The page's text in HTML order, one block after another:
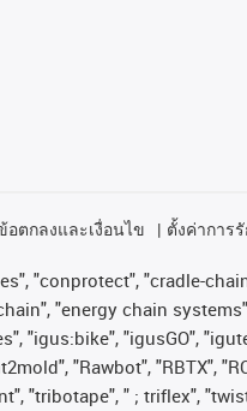
อตกลงและเงื่อนไข ตั้งค่าการ
"conprotect", "cradle-
"energy chain
"igus:bike", "igusGO",
"Rawbot", "RBTX",
"tribotape", " ; triflex",